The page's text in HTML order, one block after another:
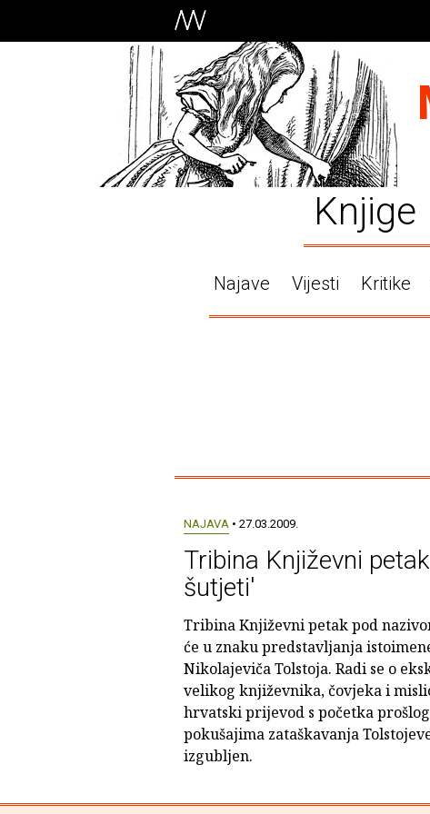
Knjige
Najave Vijesti Kritike
NAJAVA• 27.03.2009.
Tribina Književni
šutjeti'
Tribina Književni petak pod
će u znaku predstavljanja
Nikolajeviča Tolstoja. Radi se o
velikog književnika, čovjeka i
hrvatski prijevod s početka
pokušajima zataškavanja
izgubljen.